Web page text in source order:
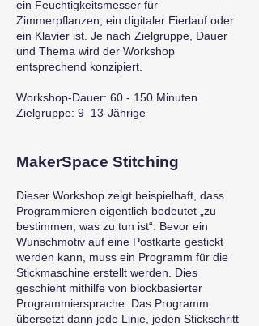
ein Feuchtigkeitsmesser für
Zimmerpflanzen, ein digitaler Eierlauf oder
ein Klavier ist. Je nach Zielgruppe, Dauer
und Thema wird der Workshop
entsprechend konzipiert.
Workshop-Dauer: 60 - 150 Minuten
Zielgruppe: 9–13-Jährige
MakerSpace Stitching
Dieser Workshop zeigt beispielhaft, dass
Programmieren eigentlich bedeutet „zu
bestimmen, was zu tun ist“. Bevor ein
Wunschmotiv auf eine Postkarte gestickt
werden kann, muss ein Programm für die
Stickmaschine erstellt werden. Dies
geschieht mithilfe von blockbasierter
Programmiersprache. Das Programm
übersetzt dann jede Linie, jeden Stickschritt